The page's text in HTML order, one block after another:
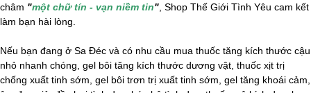
châm "một chữ tín - vạn niềm tin" , Shop Thế Giới Tình Yêu cam kết
làm bạn hài lòng.
Nếu bạn đang ở Sa Đéc và có nhu cầu mua thuốc tăng kích thước cậu
nhỏ nhanh chóng, gel bôi tăng kích thước dương vật, thuốc xịt trị
chống xuất tinh sớm, gel bôi trơn trị xuất tinh sớm, gel tăng khoái cảm,